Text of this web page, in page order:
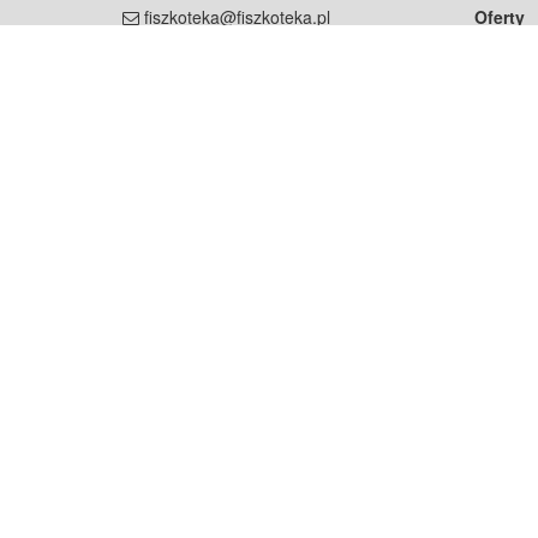
fiszkoteka@fiszkoteka.pl
Oferty